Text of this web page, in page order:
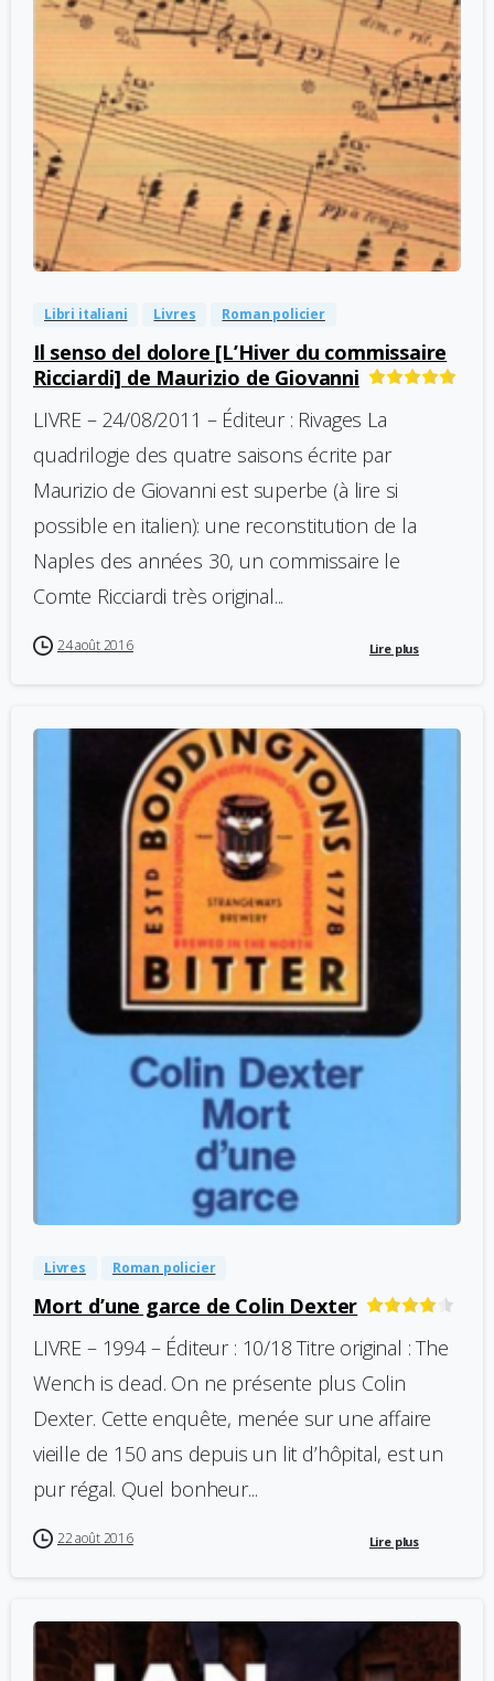
-
Libri italiani Livres Roman policier
Il senso del dolore [L’Hiver du commissaire
Ricciardi] de Maurizio de Giovanni
LIVRE – 24/08/2011 – Éditeur : Rivages La
quadrilogie des quatre saisons écrite par
Maurizio de Giovanni est superbe (à lire si
possible en italien): une reconstitution de la
Naples des années 30, un commissaire le
Comte Ricciardi très original...
24 août 2016 Lire plus
Livres Roman policier
Mort d’une garce de Colin Dexter
LIVRE – 1994 – Éditeur : 10/18 Titre original : The
Wench is dead. On ne présente plus Colin
Dexter. Cette enquête, menée sur une affaire
vieille de 150 ans depuis un lit d’hôpital, est un
pur régal. Quel bonheur...
22 août 2016 Lire plus